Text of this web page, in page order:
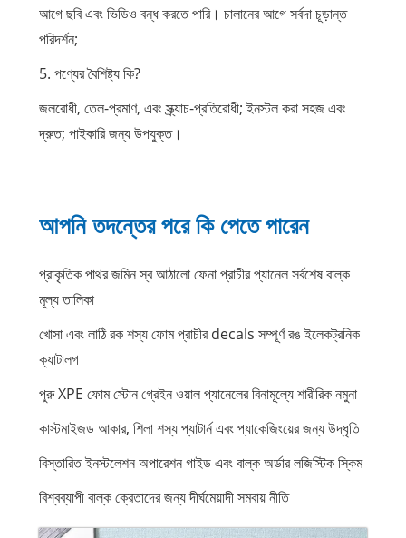
আগে ছবি এবং ভিডিও বন্ধ করতে পারি। চালানের আগে সর্বদা চূড়ান্ত
পরিদর্শন;
5. পণ্যের বৈশিষ্ট্য কি?
জলরোধী, তেল-প্রমাণ, এবং স্ক্র্যাচ-প্রতিরোধী; ইনস্টল করা সহজ এবং
দ্রুত; পাইকারি জন্য উপযুক্ত।
আপনি তদন্তের পরে কি পেতে পারেন
প্রাকৃতিক পাথর জমিন স্ব আঠালো ফেনা প্রাচীর প্যানেল সর্বশেষ বাল্ক
মূল্য তালিকা
খোসা এবং লাঠি রক শস্য ফোম প্রাচীর decals সম্পূর্ণ রঙ ইলেকট্রনিক
ক্যাটালগ
পুরু XPE ফোম স্টোন গ্রেইন ওয়াল প্যানেলের বিনামূল্যে শারীরিক নমুনা
কাস্টমাইজড আকার, শিলা শস্য প্যাটার্ন এবং প্যাকেজিংয়ের জন্য উদ্ধৃতি
বিস্তারিত ইনস্টলেশন অপারেশন গাইড এবং বাল্ক অর্ডার লজিস্টিক স্কিম
বিশ্বব্যাপী বাল্ক ক্রেতাদের জন্য দীর্ঘমেয়াদী সমবায় নীতি